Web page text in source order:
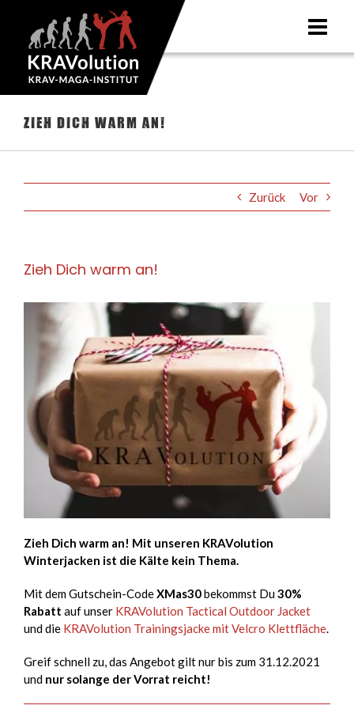
springen
Zieh Dich warm an!
Zurück Vor
Zieh Dich warm an!
Zieh Dich warm an! Mit unseren KRAVolution
Winterjacken ist die Kälte kein Thema.
Mit dem Gutschein-CodeXMas30bekommst Du30%
Rabatt auf unser KRAVolution Tactical Outdoor Jacket
und die KRAVolution Trainingsjacke mit Velcro Klettfläche
Greif schnell zu, das Angebot gilt nur bis zum 31.12.2021
und nur solange der Vorrat reicht!